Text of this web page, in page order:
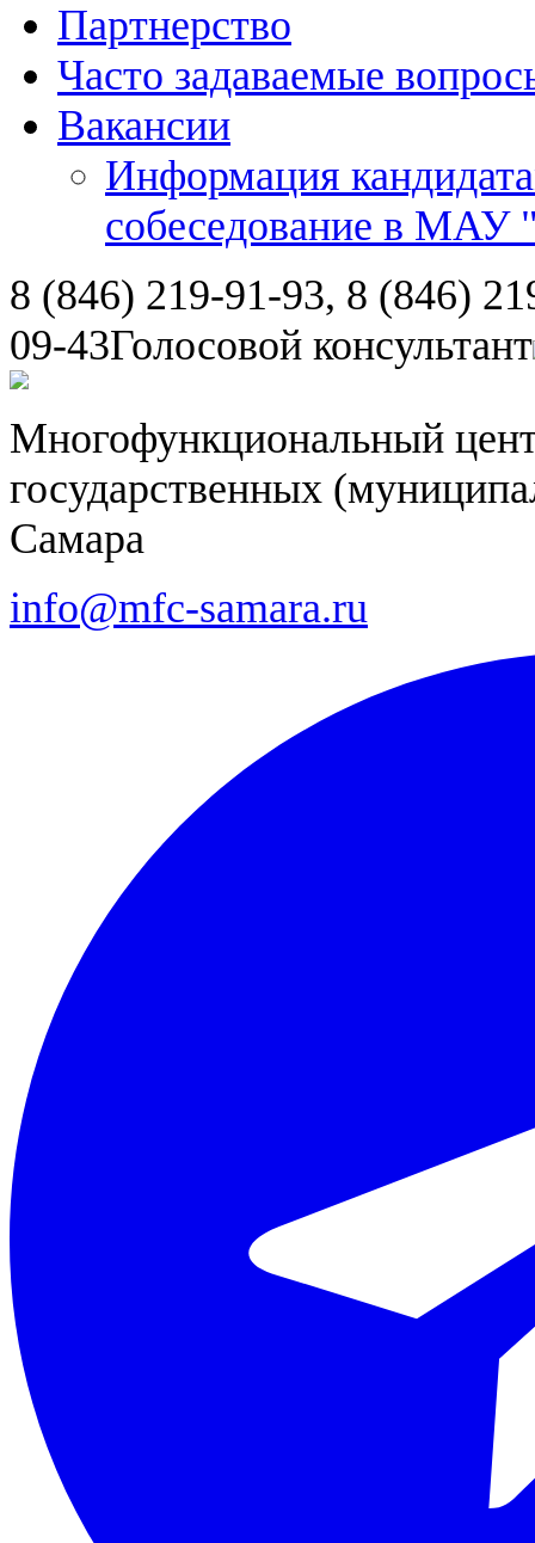
Партнерство
Часто задаваемые
Вакансии
Информация
собеседование в
8 (846) 219-91-93, 8 (846)
09-43Голосовой консультант
Многофункциональный
государственных
Самара
info@mfc-samara.ru